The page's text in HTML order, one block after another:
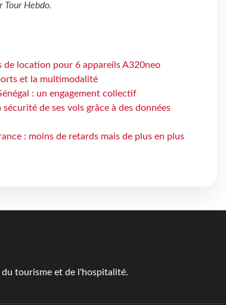
Tour Hebdo.
de location pour 6 appareils A320neo
et la multimodalité
: un engagement collectif
de ses vols grâce à des données
: moins de retards mais de plus en plus
tourisme et de l'hospitalité.